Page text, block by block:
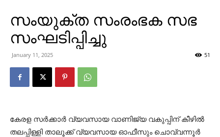
സംയുക്ത സംരംഭക സഭ
സംഘടിപ്പിച്ചു
January 11, 2025 51
കേരള സര്‍ക്കാര്‍ വ്യവസായ വാണിജ്യ വകുപ്പിന് കീഴില്‍
തലപ്പിള്ളി താലൂക്ക് വ്യവസായ ഓഫീസും ചൊവ്വന്നൂര്‍